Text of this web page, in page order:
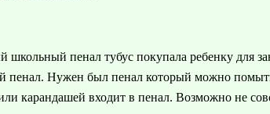
школьный пенал тубус покупала ребенку для
пенал. Нужен был пенал который можно
карандашей входит в пенал. Возможно не